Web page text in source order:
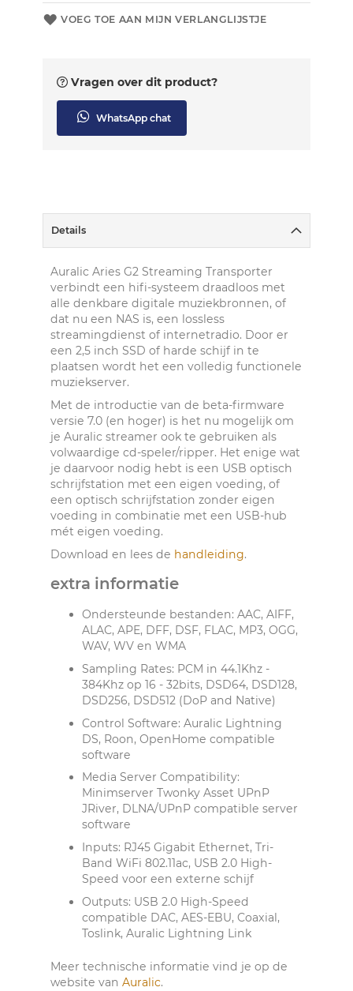
VOEG TOE AAN MIJN VERLANGLIJSTJE
Vragen over dit product?
WhatsApp chat
Details
Auralic Aries G2 Streaming Transporter
verbindt een hifi-systeem draadloos met
alle denkbare digitale muziekbronnen, of
dat nu een NAS is, een lossless
streamingdienst of internetradio. Door er
een 2,5 inch SSD of harde schijf in te
plaatsen wordt het een volledig functionele
muziekserver.
Met de introductie van de beta-firmware
versie 7.0 (en hoger) is het nu mogelijk om
je Auralic streamer ook te gebruiken als
volwaardige cd-speler/ripper. Het enige wat
je daarvoor nodig hebt is een USB optisch
schrijfstation met een eigen voeding, of
een optisch schrijfstation zonder eigen
voeding in combinatie met een USB-hub
mét eigen voeding.
Download en lees de handleiding.
extra informatie
Ondersteunde bestanden: AAC, AIFF,
ALAC, APE, DFF, DSF, FLAC, MP3, OGG,
WAV, WV en WMA
Sampling Rates: PCM in 44.1Khz -
384Khz op 16 - 32bits, DSD64, DSD128,
DSD256, DSD512 (DoP and Native)
Control Software: Auralic Lightning
DS, Roon, OpenHome compatible
software
Media Server Compatibility:
Minimserver Twonky Asset UPnP
JRiver, DLNA/UPnP compatible server
software
Inputs: RJ45 Gigabit Ethernet, Tri-
Band WiFi 802.11ac, USB 2.0 High-
Speed voor een externe schijf
Outputs: USB 2.0 High-Speed
compatible DAC, AES-EBU, Coaxial,
Toslink, Auralic Lightning Link
Meer technische informatie vind je op de
website van Auralic.